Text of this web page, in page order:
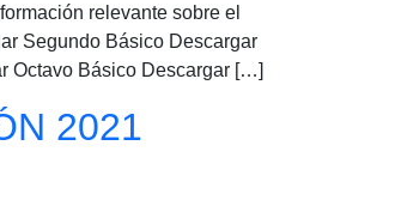
relevante sobre el
Segundo Básico Descargar
Octavo Básico Descargar […]
2021